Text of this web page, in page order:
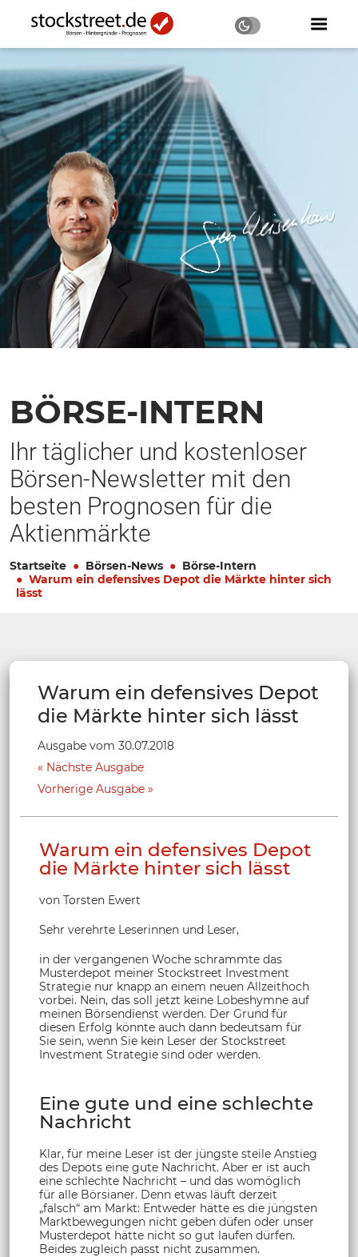
BÖRSE-INTERN
Ihr täglicher und kostenloser
Börsen-Newsletter mit den
besten Prognosen für die
Aktienmärkte
Startseite Börsen-News
Börse-Intern
Warum ein defensives Depot die Märkte hinter sich
lässt
Warum ein defensives Depot
die Märkte hinter sich lässt
Ausgabe vom 30.07.2018
Nächste Ausgabe
Vorherige Ausgabe
Warum ein defensives Depot
die Märkte hinter sich lässt
von Torsten Ewert
Sehr verehrte Leserinnen und Leser,
in der vergangenen Woche schrammte das
Musterdepot meiner Stockstreet Investment
Strategie nur knapp an einem neuen Allzeithoch
vorbei. Nein, das soll jetzt keine Lobeshymne auf
meinen Börsendienst werden. Der Grund für
diesen Erfolg könnte auch dann bedeutsam für
Sie sein, wenn Sie kein Leser der Stockstreet
Investment Strategie sind oder werden.
Eine gute und eine schlechte
Nachricht
Klar, für meine Leser ist der jüngste steile Anstieg
des Depots eine gute Nachricht. Aber er ist auch
eine schlechte Nachricht – und das womöglich
für alle Börsianer. Denn etwas läuft derzeit
„falsch“ am Markt: Entweder hätte es die jüngsten
Marktbewegungen nicht geben düfen oder unser
Musterdepot hätte nicht so gut laufen dürfen.
Beides zugleich passt nicht zusammen.